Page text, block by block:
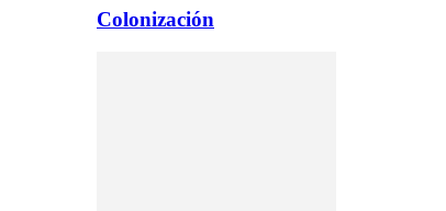
Colonización